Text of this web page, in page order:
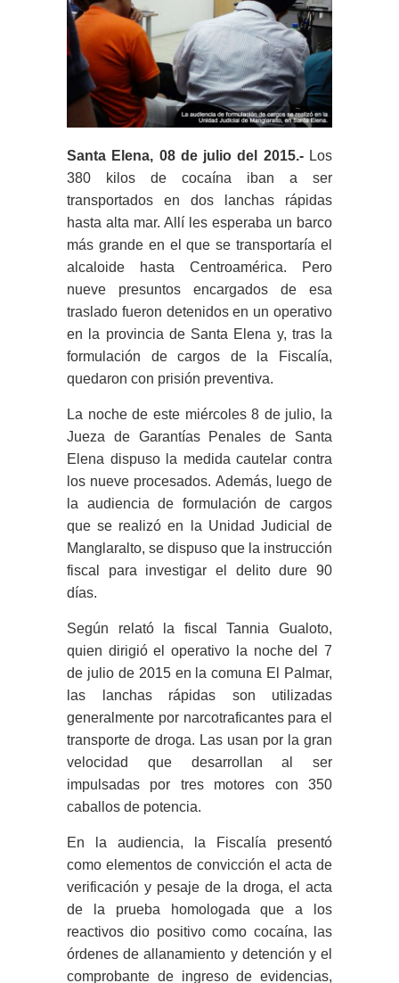
Santa Elena, 08 de julio del 2015.-Los
380 kilos de cocaína iban a ser
transportados en dos lanchas rápidas
hasta alta mar. Allí les esperaba un barco
más grande en el que se transportaría el
alcaloide hasta Centroamérica. Pero
nueve presuntos encargados de esa
traslado fueron detenidos en un operativo
en la provincia de Santa Elena y, tras la
formulación de cargos de la Fiscalía,
quedaron con prisión preventiva.
La noche de este miércoles 8 de julio, la
Jueza de Garantías Penales de Santa
Elena dispuso la medida cautelar contra
los nueve procesados. Además, luego de
la audiencia de formulación de cargos
que se realizó en la Unidad Judicial de
Manglaralto, se dispuso que la instrucción
fiscal para investigar el delito dure 90
días.
Según relató la fiscal Tannia Gualoto,
quien dirigió el operativo la noche del 7
de julio de 2015 en la comuna El Palmar,
las lanchas rápidas son utilizadas
generalmente por narcotraficantes para el
transporte de droga. Las usan por la gran
velocidad que desarrollan al ser
impulsadas por tres motores con 350
caballos de potencia.
En la audiencia, la Fiscalía presentó
como elementos de convicción el acta de
verificación y pesaje de la droga, el acta
de la prueba homologada que a los
reactivos dio positivo como cocaína, las
órdenes de allanamiento y detención y el
comprobante de ingreso de evidencias,